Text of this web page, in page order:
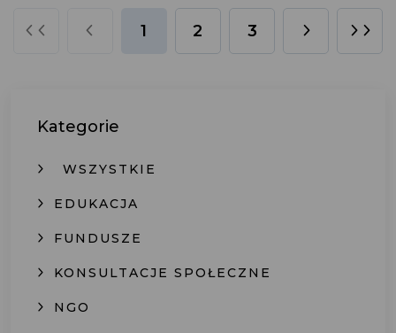
1 2 3
Kategorie
WSZYSTKIE
EDUKACJA
FUNDUSZE
KONSULTACJE SPOŁECZNE
NGO